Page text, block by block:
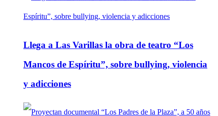
Llega a Las Varillas la obra de teatro “Los
Mancos de Espíritu”, sobre bullying, violencia
y adicciones